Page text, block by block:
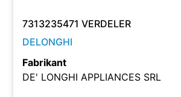
7313235471 VERDELER
DELONGHI
Fabrikant
DE' LONGHI APPLIANCES SRL